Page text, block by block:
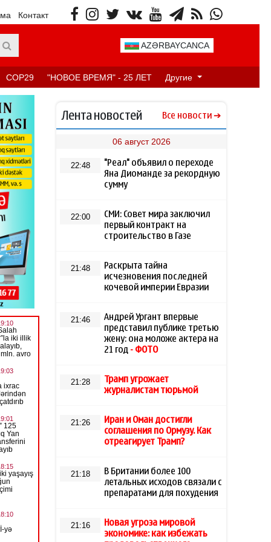
Контакт
AZƏRBAYCANCA
COP29 "НОВОЕ ВРЕМЯ" - 25 ЛЕТ Другие
Лента новостей Все новости
06 август 2026
22:48
"Реал" объявил о переходе
Яна Диоманде за рекордную
сумму
22:00
СМИ: Совет мира заключил
первый контракт на
строительство в Газе
21:48
Раскрыта тайна
исчезновения последней
кочевой империи Евразии
21:46
Андрей Ургант впервые
представил публике третью
жену: она моложе актера на
21 год - ФОТО
21:28
Трамп угрожает
журналистам тюрьмой
21:26
Иран и Оман достигли
соглашения по Ормузу. Как
отреагирует Трамп?
21:18
В Британии более 100
летальных исходов связали с
препаратами для похудения
21:16
Новая угроза мировой
экономике: как избежать